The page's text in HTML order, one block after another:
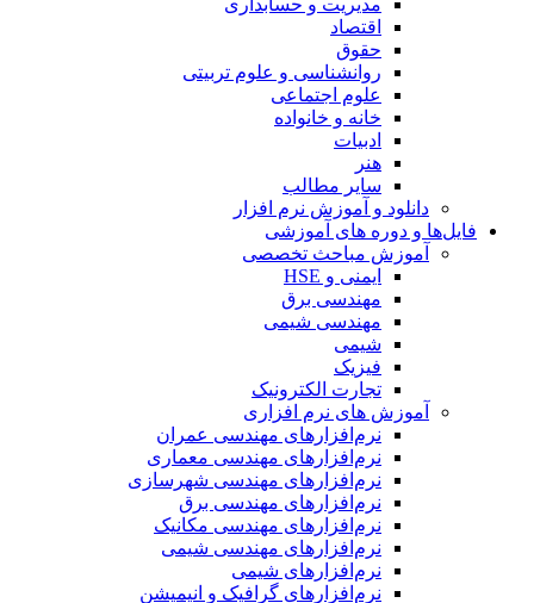
اقتصاد
حقوق
روانشناسی و علوم تربیتی
علوم اجتماعی
خانه و خانواده
ادبیات
هنر
سایر مطالب
دانلود و آموزش نرم افزار
فایل‌ها و دوره های آموزشی
آموزش مباحث تخصصی
ایمنی و HSE
مهندسی برق
مهندسی شیمی
شیمی
فیزیک
تجارت الکترونیک
آموزش های نرم افزاری
نرم‌افزارهای مهندسی عمران
نرم‌افزارهای مهندسی معماری
نرم‌افزارهای مهندسی شهرسازی
نرم‌افزارهای مهندسی برق
نرم‌افزارهای مهندسی مکانیک
نرم‌افزارهای مهندسی شیمی
نرم‌افزارهای شیمی
نرم‌افزارهای گرافیک و انیمیشن